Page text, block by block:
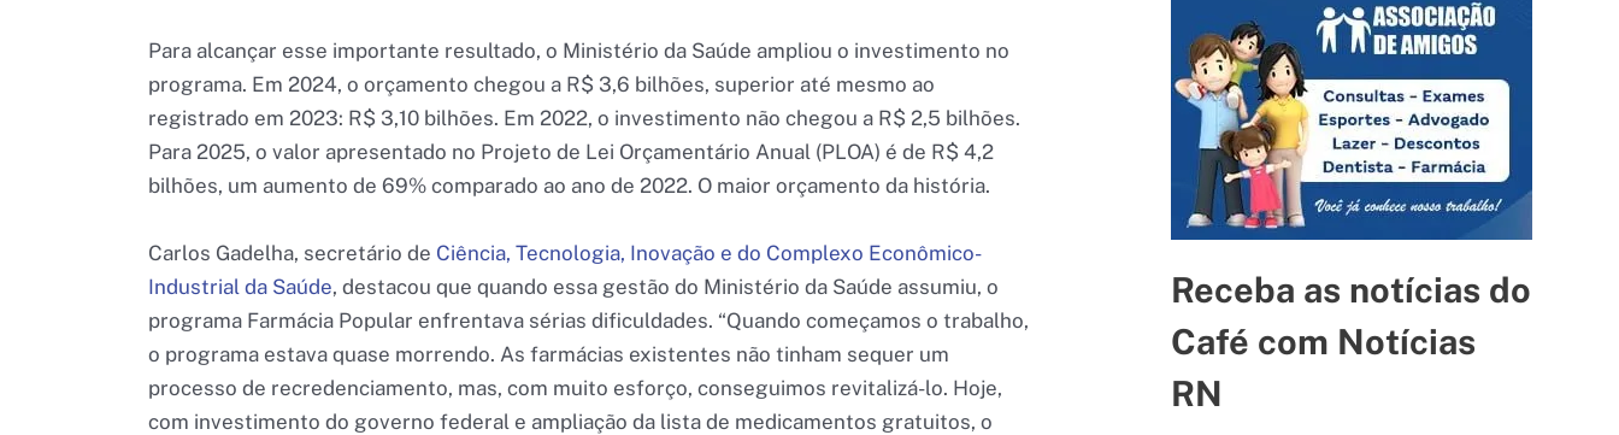
Para alcançar esse importante resultado, o Ministério da Saúde ampliou o investimento no
programa. Em 2024, o orçamento chegou a R$ 3,6 bilhões, superior até mesmo ao
registrado em 2023: R$ 3,10 bilhões. Em 2022, o investimento não chegou a R$ 2,5 bilhões.
Para 2025, o valor apresentado no Projeto de Lei Orçamentário Anual (PLOA) é de R$ 4,2
bilhões, um aumento de 69% comparado ao ano de 2022. O maior orçamento da história.
Carlos Gadelha, secretário de Ciência, Tecnologia, Inovação e do Complexo Econômico-
Industrial da Saúde, destacou que quando essa gestão do Ministério da Saúde assumiu, o
programa Farmácia Popular enfrentava sérias dificuldades. “Quando começamos o trabalho,
o programa estava quase morrendo. As farmácias existentes não tinham sequer um
processo de recredenciamento, mas, com muito esforço, conseguimos revitalizá-lo. Hoje,
com investimento do governo federal e ampliação da lista de medicamentos gratuitos, o
Receba as notícias do
Café com Notícias
RN